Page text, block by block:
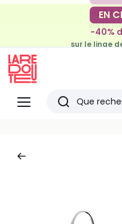
-30€
sur le
EN
-40%
sur le linge
Menu
Redoute
Rechercher